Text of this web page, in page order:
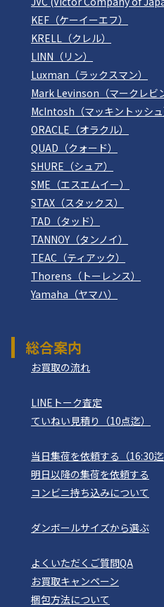
KEF（ケーイーエフ）
KRELL（クレル）
LINN（リン）
Luxman（ラックスマン）
Mark Levinson（マークレビ
McIntosh（マッキントッシュ
ORACLE（オラクル）
QUAD（クォード）
SHURE（シュア）
SME（エスエムイー）
STAX（スタックス）
TAD（タッド）
TANNOY（タンノイ）
TEAC（ティアック）
Thorens（トーレンス）
Yamaha（ヤマハ）
総合案内
お買取の流れ
LINEトーク査定
ていねい見積り（10点迄）
当日集荷を依頼する（16:30迄
明日以降の集荷を依頼する
コンビニ持ち込みについて
ダンボールサイズから選ぶ
よくいただくご質問QA
お買取キャンペーン
梱包方法について